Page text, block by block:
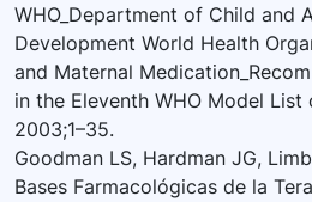
WHO_Department of Child and
Development World Health
and Maternal
in the Eleventh WHO Model List
2003;1–35.
Goodman LS, Hardman JG,
Bases Farmacológicas de la